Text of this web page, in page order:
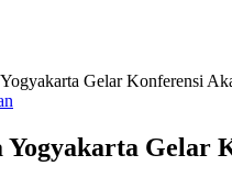
Gelar Konferensi
Yogyakarta Gelar